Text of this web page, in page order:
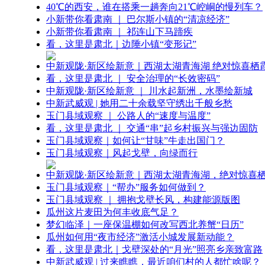
40℃的西安，谁在搭乘一趟奔向21℃崆峒的慢列车？
小新带你看肃南 ｜ 巴尔斯小镇的“清凉经济”
小新带你看肃南 ｜ 祁连山下马蹄疾
看，这里是肃北｜边陲小镇“变形记”
中新观陇·新区绘新意｜西湖太湖青海湖 绝对惊喜栖
看，这里是肃北 ｜ 安全治理的“长效密码”
中新观陇·新区绘新意 ｜ 川水起新洲，水墨绘新城
中新武威观 | 她用二十余载坚守绣出千般乡愁
玉门县域观察 ｜ 公路人的“速度与温度”
看，这里是肃北 ｜ 交通“串”起乡村振兴与强边固防
玉门县域观察｜如何让“甘味”牛走出国门？
玉门县域观察｜风起戈壁，向绿而行
中新观陇·新区绘新意｜西湖太湖青海湖，绝对惊喜
玉门县域观察｜“帮办”服务如何做到？
玉门县域观察 ｜ 拥抱戈壁长风，构建能源版图
瓜州这片麦田为何丰收底气足？
梦幻临泽｜一座保温棚如何改写西北养蟹“日历”
瓜州如何用“夜市经济”激活小城发展新动能？
看，这里是肃北｜戈壁深处的“月光”照亮乡亲致富路
中新武威观 | 过来瞧瞧，最近咱们村的人都忙啥呢？